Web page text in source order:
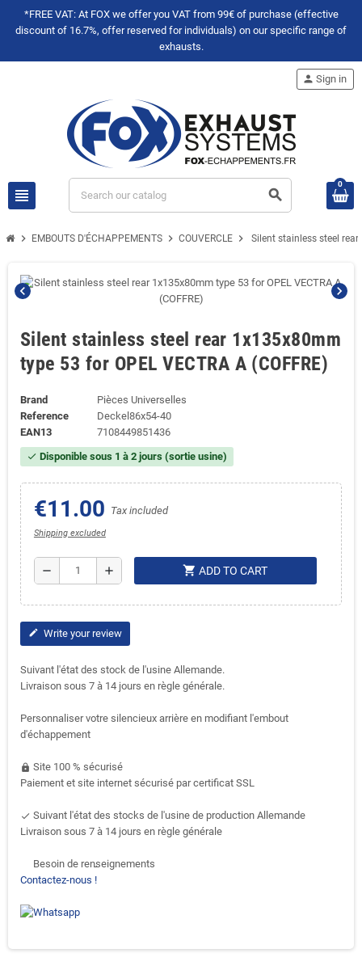
*FREE VAT: At FOX we offer you VAT from 99€ of purchase (effective
discount of 16.7%, offer reserved for individuals) on our specific range of
exhausts.
view_headline search
person Sign in
0
chevron_right EMBOUTS D'ÉCHAPPEMENTS chevron_right COUVERCLE chevron_right Silent stainless steel rear
chevron_left chevron_right
Silent stainless steel rear 1x135x80mm
type 53 for OPEL VECTRA A (COFFRE)
Brand
Pièces Universelles
Reference
Deckel86x54-40
EAN13
7108449851436
check Disponible sous 1 à 2 jours (sortie usine)
€11.00 Tax included
Shipping excluded
remove add shopping_cart ADD TO CART
edit Write your review
Suivant l'état des stock de l'usine Allemande.
Livraison sous 7 à 14 jours en règle générale.
Personnaliser votre silencieux arrière en modifiant l'embout
d'échappement
https Site 100 % sécurisé
Paiement et site internet sécurisé par certificat SSL
done Suivant l'état des stocks de l'usine de production Allemande
Livraison sous 7 à 14 jours en règle générale
support-agent
Besoin de renseignements
Contactez-nous !